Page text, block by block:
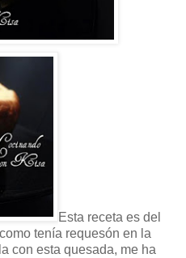
Esta receta es del
tenía requesón en la
con esta quesada, me ha